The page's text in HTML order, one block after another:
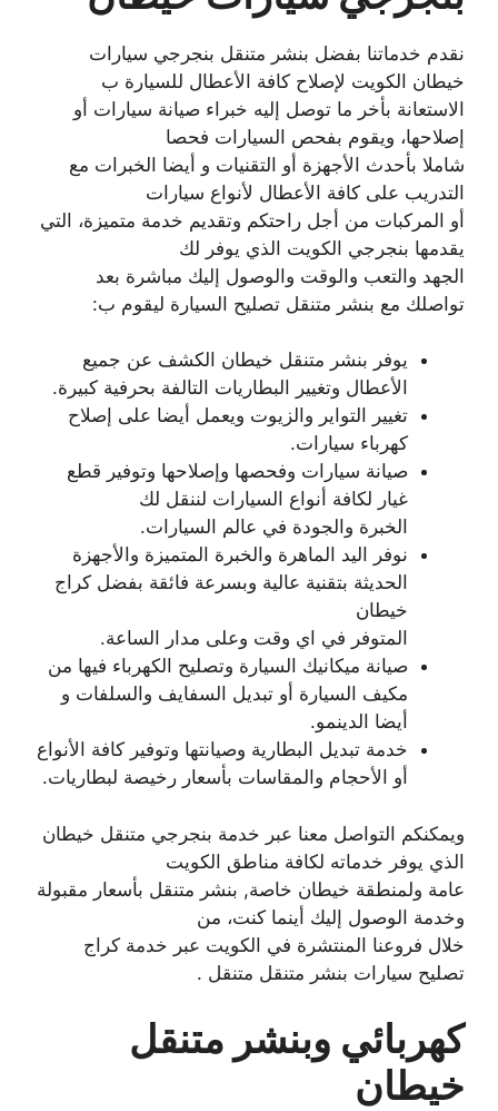
نقدم خدماتنا بفضل بنشر متنقل بنجرجي سيارات
خيطان الكويت لإصلاح كافة الأعطال للسيارة ب
الاستعانة بأخر ما توصل إليه خبراء صيانة سيارات أو
إصلاحها، ويقوم بفحص السيارات فحصا
شاملا بأحدث الأجهزة أو التقنيات و أيضا الخبرات مع
التدريب على كافة الأعطال لأنواع سيارات
أو المركبات من أجل راحتكم وتقديم خدمة متميزة، التي
يقدمها بنجرجي الكويت الذي يوفر لك
الجهد والتعب والوقت والوصول إليك مباشرة بعد
تواصلك مع بنشر متنقل تصليح السيارة ليقوم ب:
يوفر بنشر متنقل خيطان الكشف عن جميع
الأعطال وتغيير البطاريات التالفة بحرفية كبيرة.
تغيير التواير والزيوت ويعمل أيضا على إصلاح
كهرباء سيارات.
صيانة سيارات وفحصها وإصلاحها وتوفير قطع
غيار لكافة أنواع السيارات لننقل لك
الخبرة والجودة في عالم السيارات.
نوفر اليد الماهرة والخبرة المتميزة والأجهزة
الحديثة بتقنية عالية وبسرعة فائقة بفضل كراج
خيطان
المتوفر في اي وقت وعلى مدار الساعة.
صيانة ميكانيك السيارة وتصليح الكهرباء فيها من
مكيف السيارة أو تبديل السفايف والسلفات و
أيضا الدينمو.
خدمة تبديل البطارية وصيانتها وتوفير كافة الأنواع
أو الأحجام والمقاسات بأسعار رخيصة لبطاريات.
ويمكنكم التواصل معنا عبر خدمة بنجرجي متنقل خيطان
الذي يوفر خدماته لكافة مناطق الكويت
عامة ولمنطقة خيطان خاصة, بنشر متنقل بأسعار مقبولة
وخدمة الوصول إليك أينما كنت، من
خلال فروعنا المنتشرة في الكويت عبر خدمة كراج
تصليح سيارات بنشر متنقل متنقل .
كهربائي وبنشر متنقل
خيطان